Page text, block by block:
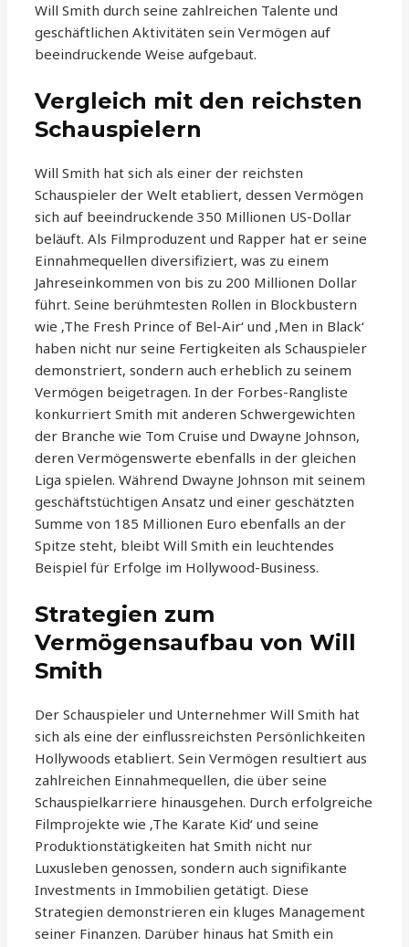
Will Smith durch seine zahlreichen Talente und
geschäftlichen Aktivitäten sein Vermögen auf
beeindruckende Weise aufgebaut.
Vergleich mit den reichsten
Schauspielern
Will Smith hat sich als einer der reichsten
Schauspieler der Welt etabliert, dessen Vermögen
sich auf beeindruckende 350 Millionen US-Dollar
beläuft. Als Filmproduzent und Rapper hat er seine
Einnahmequellen diversifiziert, was zu einem
Jahreseinkommen von bis zu 200 Millionen Dollar
führt. Seine berühmtesten Rollen in Blockbustern
wie ‚The Fresh Prince of Bel-Air‘ und ‚Men in Black‘
haben nicht nur seine Fertigkeiten als Schauspieler
demonstriert, sondern auch erheblich zu seinem
Vermögen beigetragen. In der Forbes-Rangliste
konkurriert Smith mit anderen Schwergewichten
der Branche wie Tom Cruise und Dwayne Johnson,
deren Vermögenswerte ebenfalls in der gleichen
Liga spielen. Während Dwayne Johnson mit seinem
geschäftstüchtigen Ansatz und einer geschätzten
Summe von 185 Millionen Euro ebenfalls an der
Spitze steht, bleibt Will Smith ein leuchtendes
Beispiel für Erfolge im Hollywood-Business.
Strategien zum
Vermögensaufbau von Will
Smith
Der Schauspieler und Unternehmer Will Smith hat
sich als eine der einflussreichsten Persönlichkeiten
Hollywoods etabliert. Sein Vermögen resultiert aus
zahlreichen Einnahmequellen, die über seine
Schauspielkarriere hinausgehen. Durch erfolgreiche
Filmprojekte wie ‚The Karate Kid‘ und seine
Produktionstätigkeiten hat Smith nicht nur
Luxusleben genossen, sondern auch signifikante
Investments in Immobilien getätigt. Diese
Strategien demonstrieren ein kluges Management
seiner Finanzen. Darüber hinaus hat Smith ein